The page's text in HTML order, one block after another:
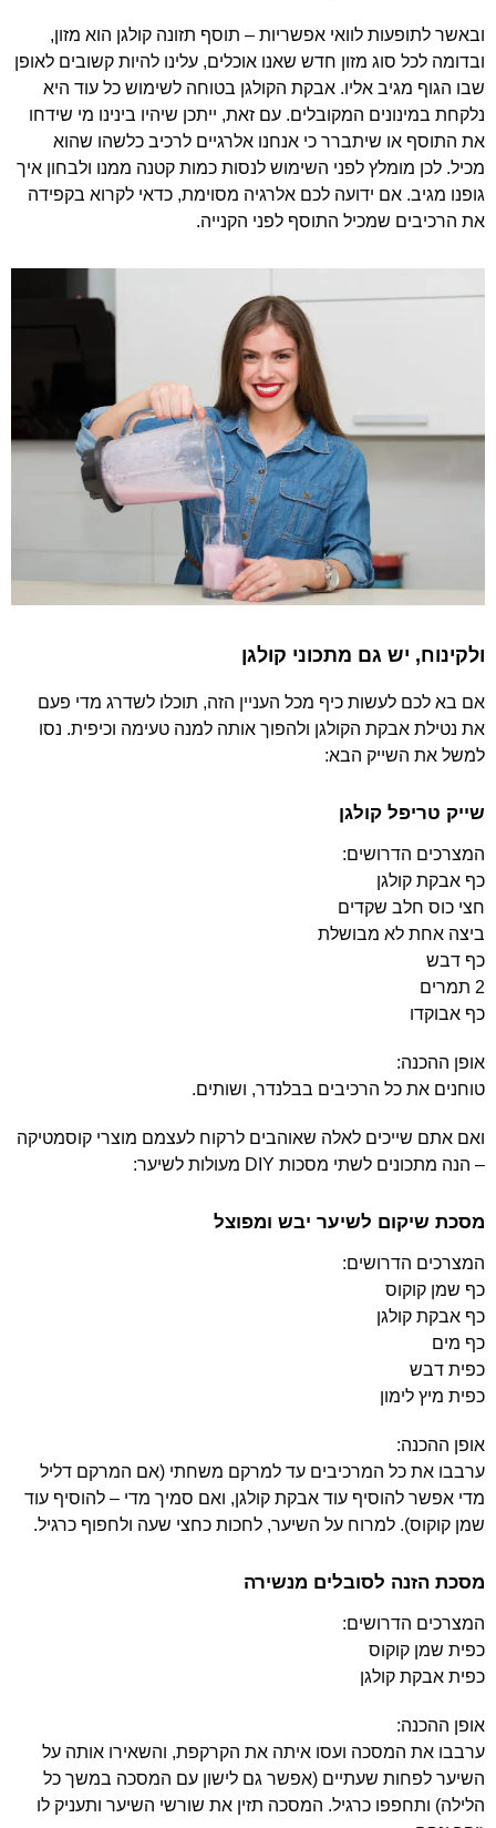
ובאשר לתופעות לוואי אפשריות – תוסף תזונה קולגן הוא מזון,
ובדומה לכל סוג מזון חדש שאנו אוכלים, עלינו להיות קשובים לאופן
שבו הגוף מגיב אליו. אבקת הקולגן בטוחה לשימוש כל עוד היא
נלקחת במינונים המקובלים. עם זאת, ייתכן שיהיו בינינו מי שידחו
את התוסף או שיתברר כי אנחנו אלרגיים לרכיב כלשהו שהוא
מכיל. לכן מומלץ לפני השימוש לנסות כמות קטנה ממנו ולבחון איך
גופנו מגיב. אם ידועה לכם אלרגיה מסוימת, כדאי לקרוא בקפידה
את הרכיבים שמכיל התוסף לפני הקנייה.
ולקינוח, יש גם מתכוני קולגן
אם בא לכם לעשות כיף מכל העניין הזה, תוכלו לשדרג מדי פעם
את נטילת אבקת הקולגן ולהפוך אותה למנה טעימה וכיפית. נסו
למשל את השייק הבא:
שייק טריפל קולגן
המצרכים הדרושים:
כף אבקת קולגן
חצי כוס חלב שקדים
ביצה אחת לא מבושלת
כף דבש
2 תמרים
כף אבוקדו
אופן ההכנה:
טוחנים את כל הרכיבים בבלנדר, ושותים.
ואם אתם שייכים לאלה שאוהבים לרקוח לעצמם מוצרי קוסמטיקה
– הנה מתכונים לשתי מסכות DIY מעולות לשיער:
מסכת שיקום לשיער יבש ומפוצל
המצרכים הדרושים:
כף שמן קוקוס
כף אבקת קולגן
כף מים
כפית דבש
כפית מיץ לימון
אופן ההכנה:
ערבבו את כל המרכיבים עד למרקם משחתי (אם המרקם דליל
מדי אפשר להוסיף עוד אבקת קולגן, ואם סמיך מדי – להוסיף עוד
שמן קוקוס). למרוח על השיער, לחכות כחצי שעה ולחפוף כרגיל.
מסכת הזנה לסובלים מנשירה
המצרכים הדרושים:
כפית שמן קוקוס
כפית אבקת קולגן
אופן ההכנה:
ערבבו את המסכה ועסו איתה את הקרקפת, והשאירו אותה על
השיער לפחות שעתיים (אפשר גם לישון עם המסכה במשך כל
הלילה) ותחפפו כרגיל. המסכה תזין את שורשי השיער ותעניק לו